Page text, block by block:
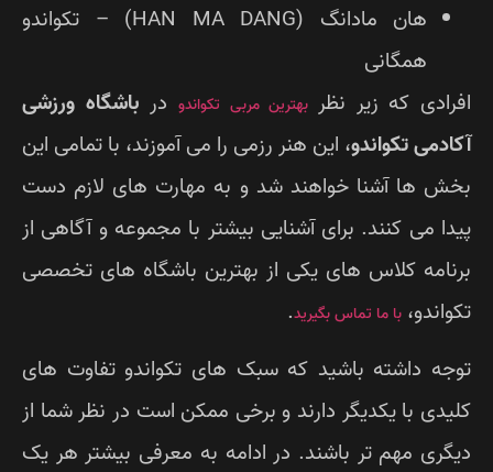
هان مادانگ (HAN MA DANG) – تکواندو
همگانی
که زیر نظر بهترین مربی تکواندودرباشگاه ورزشی
تکواندو، این هنر رزمی را می آموزند، با تمامی این
ها آشنا خواهند شد و به مهارت های لازم دست
می کنند. برای آشنایی بیشتر با مجموعه و آگاهی از
کلاس های یکی از بهترین باشگاه های تخصصی
با ما تماس بگیرید.
داشته باشید که سبک های تکواندو تفاوت های
با یکدیگر دارند و برخی ممکن است در نظر شما از
مهم تر باشند. در ادامه به معرفی بیشتر هر یک